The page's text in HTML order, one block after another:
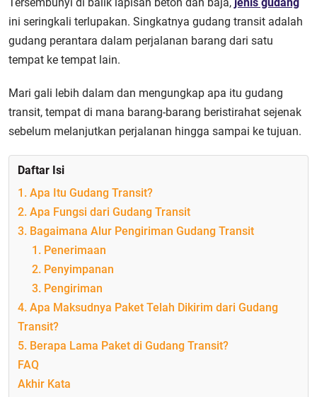
ini seringkali terlupakan. Singkatnya gudang transit adalah
gudang perantara dalam perjalanan barang dari satu
tempat ke tempat lain.
Mari gali lebih dalam dan mengungkap apa itu gudang
transit, tempat di mana barang-barang beristirahat sejenak
sebelum melanjutkan perjalanan hingga sampai ke tujuan.
Daftar Isi
1. Apa Itu Gudang Transit?
2. Apa Fungsi dari Gudang Transit
3. Bagaimana Alur Pengiriman Gudang Transit
1. Penerimaan
2. Penyimpanan
3. Pengiriman
4. Apa Maksudnya Paket Telah Dikirim dari Gudang
Transit?
5. Berapa Lama Paket di Gudang Transit?
FAQ
Akhir Kata